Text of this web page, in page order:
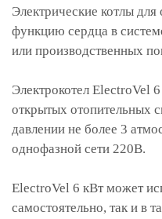
Электрические котлы
функцию сердца в
или производственных
Электрокотел ElectroVel
открытых отопительных
давлении не более 3
однофазной сети 220В.
ElectroVel 6 кВт может
самостоятельно, так и в